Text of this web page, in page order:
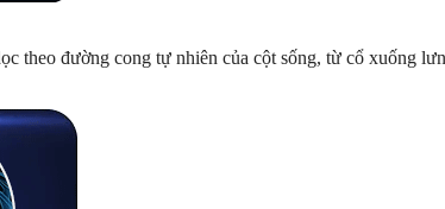
theo đường cong tự nhiên của cột sống, từ cổ xuống